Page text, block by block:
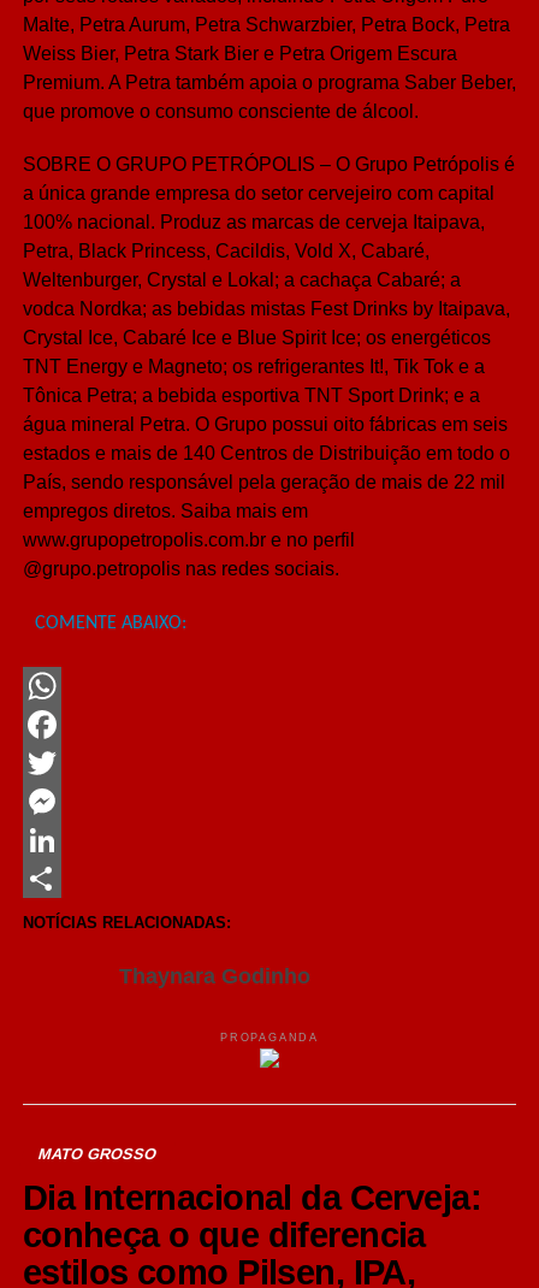
Malte, Petra Aurum, Petra Schwarzbier, Petra Bock, Petra
Weiss Bier, Petra Stark Bier e Petra Origem Escura
Premium. A Petra também apoia o programa Saber Beber,
que promove o consumo consciente de álcool.
SOBRE O GRUPO PETRÓPOLIS – O Grupo Petrópolis é
a única grande empresa do setor cervejeiro com capital
100% nacional. Produz as marcas de cerveja Itaipava,
Petra, Black Princess, Cacildis, Vold X, Cabaré,
Weltenburger, Crystal e Lokal; a cachaça Cabaré; a
vodca Nordka; as bebidas mistas Fest Drinks by Itaipava,
Crystal Ice, Cabaré Ice e Blue Spirit Ice; os energéticos
TNT Energy e Magneto; os refrigerantes It!, Tik Tok e a
Tônica Petra; a bebida esportiva TNT Sport Drink; e a
água mineral Petra. O Grupo possui oito fábricas em seis
estados e mais de 140 Centros de Distribuição em todo o
País, sendo responsável pela geração de mais de 22 mil
empregos diretos. Saiba mais em
www.grupopetropolis.com.br e no perfil
@grupo.petropolis nas redes sociais.
COMENTE ABAIXO:
WhatsApp
Facebook
Twitter
Messenger
LinkedIn
Share
NOTÍCIAS RELACIONADAS:
Thaynara Godinho
PROPAGANDA
MATO GROSSO
Dia Internacional da Cerveja:
conheça o que diferencia
estilos como Pilsen, IPA,